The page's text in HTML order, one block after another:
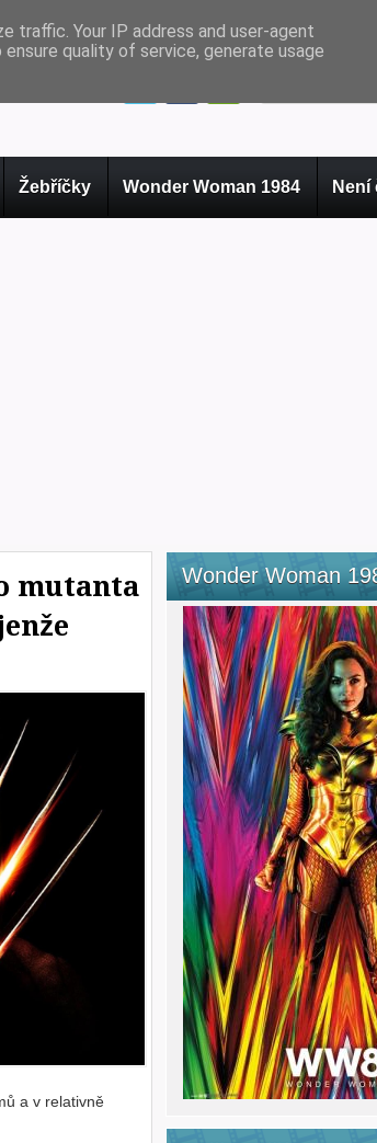
Žebříčky Wonder Woman 1984 Není
mutanta
a v relativně
Wonder Woman
traffic. Your IP address and user-agent
quality of service, generate usage